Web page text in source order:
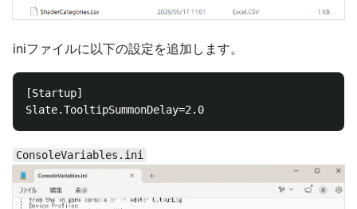
iniファイルに以下の設定を追加します。
[Startup]
ConsoleVariables.ini